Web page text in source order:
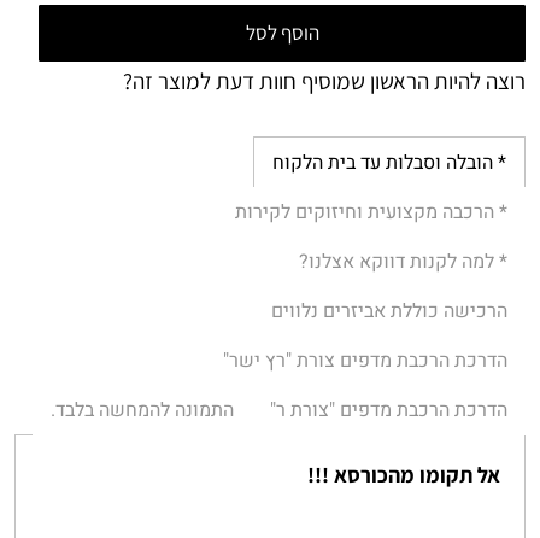
הוסף לסל
רוצה להיות הראשון שמוסיף חוות דעת למוצר זה?
* הובלה וסבלות עד בית הלקוח
* הרכבה מקצועית וחיזוקים לקירות
* למה לקנות דווקא אצלנו?
הרכישה כוללת אביזרים נלווים
הדרכת הרכבת מדפים צורת "רץ ישר"
הדרכת הרכבת מדפים "צורת ר"
התמונה להמחשה בלבד.
אל תקומו מהכורסא !!!